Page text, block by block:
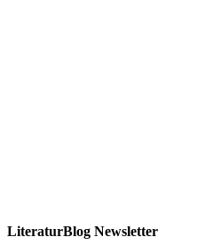
LiteraturBlog Newsletter